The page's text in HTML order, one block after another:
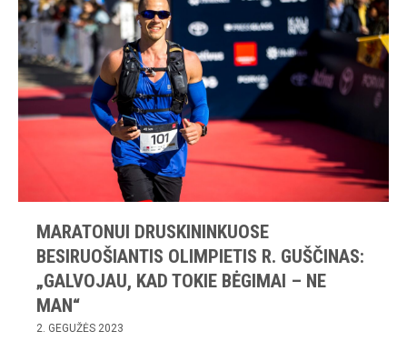
MARATONUI DRUSKININKUOSE
BESIRUOŠIANTIS OLIMPIETIS R. GUŠČINAS:
„GALVOJAU, KAD TOKIE BĖGIMAI – NE
MAN“
2. GEGUŽĖS 2023